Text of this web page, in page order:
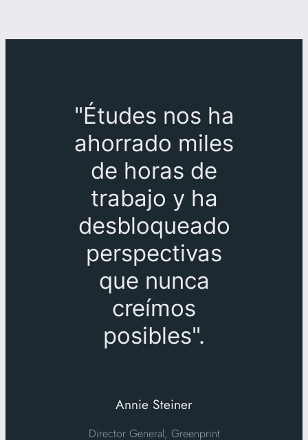
"Études nos ha
ahorrado miles
de horas de
trabajo y ha
desbloqueado
perspectivas
que nunca
creímos
posibles".
Annie Steiner
Director General, Greenprint